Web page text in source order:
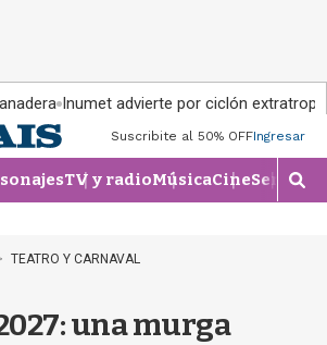
Inumet advierte por ciclón
Suscribite al 50% OFFIngresar
TV y radioMúsicaCineSeries
M
o
TEATRO Y CARNAVAL
una murga